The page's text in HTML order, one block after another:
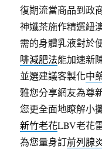
復期流當商品到政
神孅茶施作精選紐
需的身體乳液對於
啡減肥法能加速新
並選建議客製化中
雅您分享網友為尊
您更全面地瞭解小
新竹老花LBV老花
為您量身訂前列腺